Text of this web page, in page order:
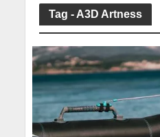
Tag - A3D Artness